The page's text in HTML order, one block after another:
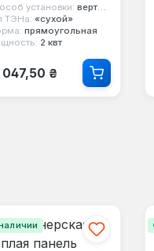
установки: вертикальный
ТЭНа: «сухой»
прямоугольная
2 квт
цена:
047,50 ₴